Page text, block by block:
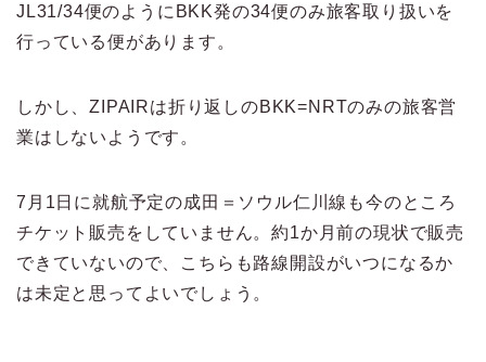
JL31/34便のようにBKK発の34便のみ旅客取り扱いを
行っている便があります。
しかし、ZIPAIRは折り返しのBKK=NRTのみの旅客営
業はしないようです。
7月1日に就航予定の成田＝ソウル仁川線も今のところ
チケット販売をしていません。約1か月前の現状で販売
できていないので、こちらも路線開設がいつになるか
は未定と思ってよいでしょう。